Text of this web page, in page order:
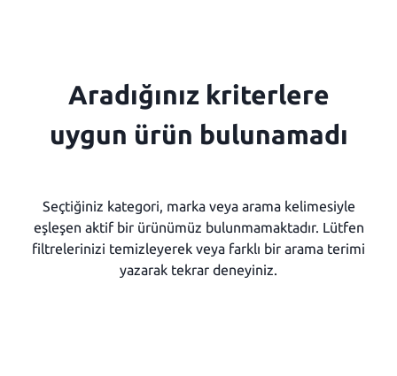
Aradığınız kriterlere
uygun ürün bulunamadı
Seçtiğiniz kategori, marka veya arama kelimesiyle
eşleşen aktif bir ürünümüz bulunmamaktadır. Lütfen
filtrelerinizi temizleyerek veya farklı bir arama terimi
yazarak tekrar deneyiniz.